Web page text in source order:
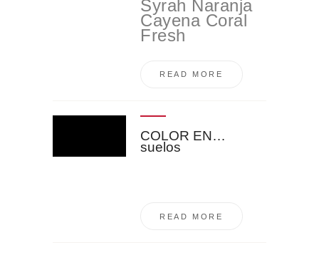
Syrah Naranja
Cayena Coral
Fresh
READ MORE
COLOR EN…
suelos
READ MORE